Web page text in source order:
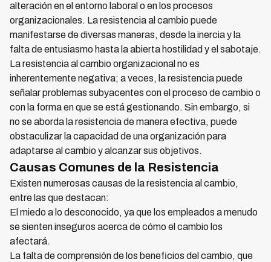
alteración en el entorno laboral o en los procesos
organizacionales. La resistencia al cambio puede
manifestarse de diversas maneras, desde la inercia y la
falta de entusiasmo hasta la abierta hostilidad y el sabotaje.
La resistencia al cambio organizacional no es
inherentemente negativa; a veces, la resistencia puede
señalar problemas subyacentes con el proceso de cambio o
con la forma en que se está gestionando. Sin embargo, si
no se aborda la resistencia de manera efectiva, puede
obstaculizar la capacidad de una organización para
adaptarse al cambio y alcanzar sus objetivos.
Causas Comunes de la Resistencia
Existen numerosas causas de la resistencia al cambio,
entre las que destacan:
El miedo a lo desconocido, ya que los empleados a menudo
se sienten inseguros acerca de cómo el cambio los
afectará.
La falta de comprensión de los beneficios del cambio, que